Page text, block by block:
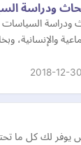
ودراسة
ودراسة
والإنسانية،
2018-12-30
لك كل ما